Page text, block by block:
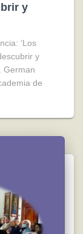
y
‘Los
y
German
de